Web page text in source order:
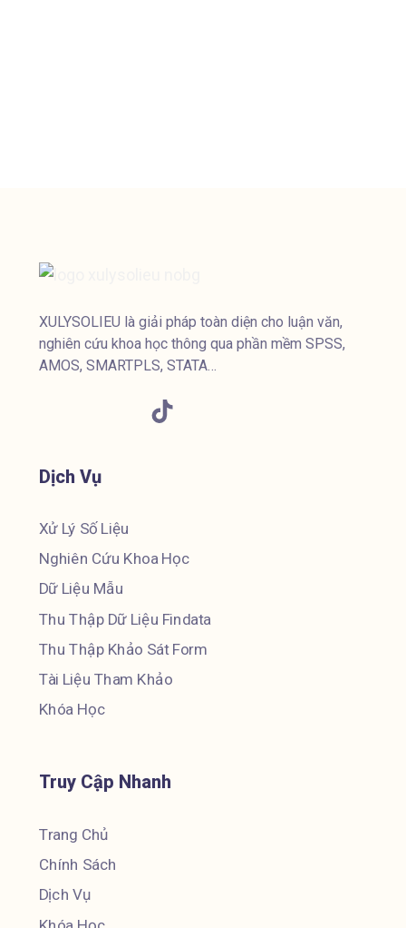
XULYSOLIEU là giải pháp toàn diện cho luận văn,
nghiên cứu khoa học thông qua phần mềm SPSS,
AMOS, SMARTPLS, STATA…
Dịch Vụ
Xử Lý Số Liệu
Nghiên Cứu Khoa Học
Dữ Liệu Mẫu
Thu Thập Dữ Liệu Findata
Thu Thập Khảo Sát Form
Tài Liệu Tham Khảo
Khóa Học
Truy Cập Nhanh
Trang Chủ
Chính Sách
Dịch Vụ